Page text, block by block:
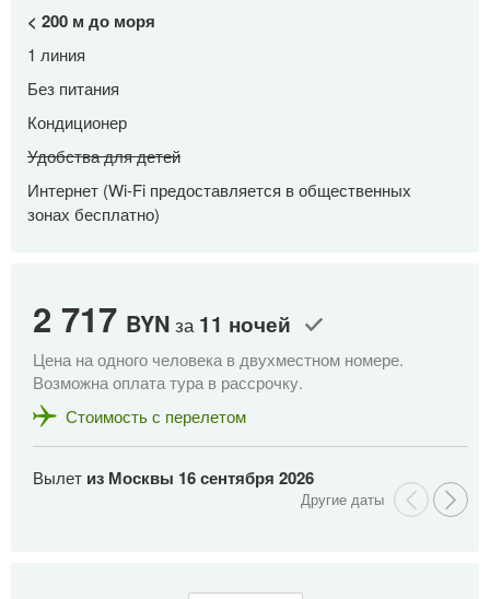
< 200 м до моря
1 линия
Без питания
Кондиционер
Удобства для детей
Интернет (Wi-Fi предоставляется в общественных
зонах бесплатно)
2 717 BYN за 11 ночей
Цена на одного человека в двухместном номере.
Возможна оплата тура в рассрочку.
Стоимость с перелетом
Вылет из Москвы 16 сентября 2026